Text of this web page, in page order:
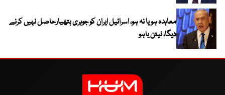
معاہدہ ہو یا نہ ہو، اسرائیل ایران کو جوہری ہتھیارحاصل نہیں کرنے
دیگا، نیتن یاہو